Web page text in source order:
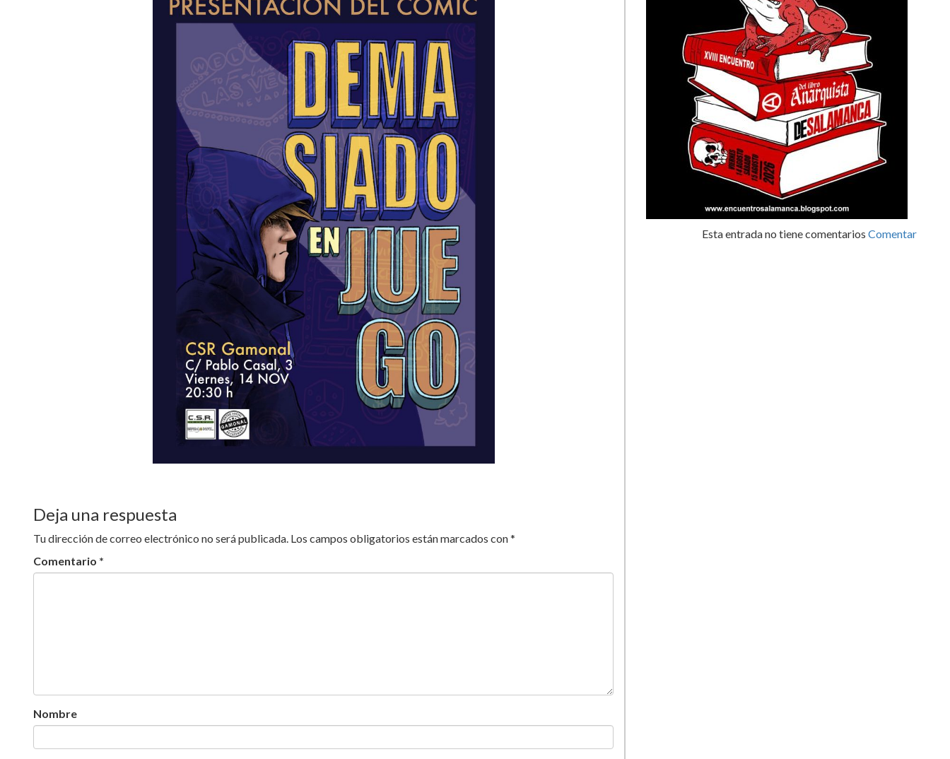
Deja una respuesta
Tu dirección de correo electrónico no será publicada. Los campos obligatorios están marcados con*
Comentario *
Nombre
Esta entrada no tiene comentarios Comentar